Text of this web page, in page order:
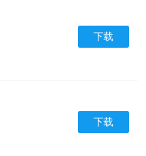
下载
下载